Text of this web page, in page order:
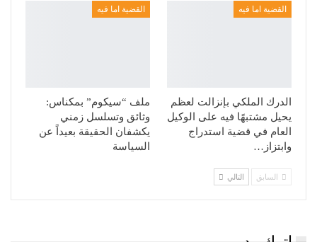
القضية اما فيه
الدرك الملكي بإنزالت لعظم
يحيل مشتبهًا فيه على الوكيل
العام في قضية استدراج
وابتزاز…
القضية اما فيه
ملف “سيكوم” بمكناس:
وثائق وتسلسل زمني
يكشفان الحقيقة بعيداً عن
السياسة
السابق التالي